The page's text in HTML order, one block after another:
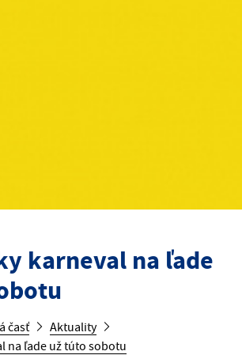
karneval na ľade
časť
Aktuality
na ľade už túto sobotu